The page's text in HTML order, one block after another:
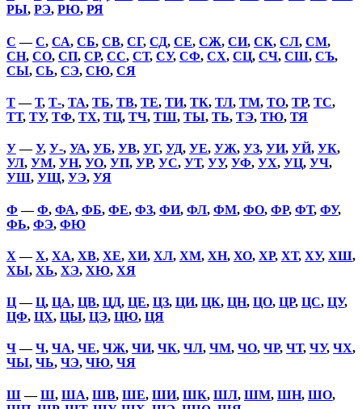
РЫ, РЭ, РЮ, РЯ
С —С, СА, СБ, СВ, СГ, СД, СЕ, СЖ, СИ, СК, СЛ, СМ,
СН, СО, СП, СР, СС, СТ, СУ, СФ, СХ, СЦ, СЧ, СШ, СЪ,
СЫ, СЬ, СЭ, СЮ, СЯ
Т—Т, Т-, ТА, ТБ, ТВ, ТЕ, ТИ, ТК, ТЛ, ТМ, ТО, ТР, ТС,
ТТ, ТУ, ТФ, ТХ, ТЦ, ТЧ, ТШ, ТЫ, ТЬ, ТЭ, ТЮ, ТЯ
У—У, У-, УА, УБ, УВ, УГ, УД, УЕ, УЖ, УЗ, УИ, УЙ, УК,
УЛ, УМ, УН, УО, УП, УР, УС, УТ, УУ, УФ, УХ, УЦ, УЧ,
УШ, УЩ, УЭ, УЯ
Ф —Ф, ФА, ФБ, ФЕ, ФЗ, ФИ, ФЛ, ФМ, ФО, ФР, ФТ, ФУ,
ФЬ, ФЭ, ФЮ
Х —Х, ХА, ХВ, ХЕ, ХИ, ХЛ, ХМ, ХН, ХО, ХР, ХТ, ХУ, ХШ,
ХЫ, ХЬ, ХЭ, ХЮ, ХЯ
Ц—Ц, ЦА, ЦВ, ЦД, ЦЕ, ЦЗ, ЦИ, ЦК, ЦН, ЦО, ЦР, ЦС, ЦУ,
ЦФ, ЦХ, ЦЫ, ЦЭ, ЦЮ, ЦЯ
Ч—Ч, ЧА, ЧЕ, ЧЖ, ЧИ, ЧК, ЧЛ, ЧМ, ЧО, ЧР, ЧТ, ЧУ, ЧХ,
ЧЫ, ЧЬ, ЧЭ, ЧЮ, ЧЯ
Ш—Ш, ША, ШВ, ШЕ, ШИ, ШК, ШЛ, ШМ, ШН, ШО,